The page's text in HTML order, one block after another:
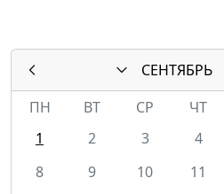
СЕНТЯБРЬ
ПН
ВТ СР ЧТ
1
2 3 4
8
9 10 11